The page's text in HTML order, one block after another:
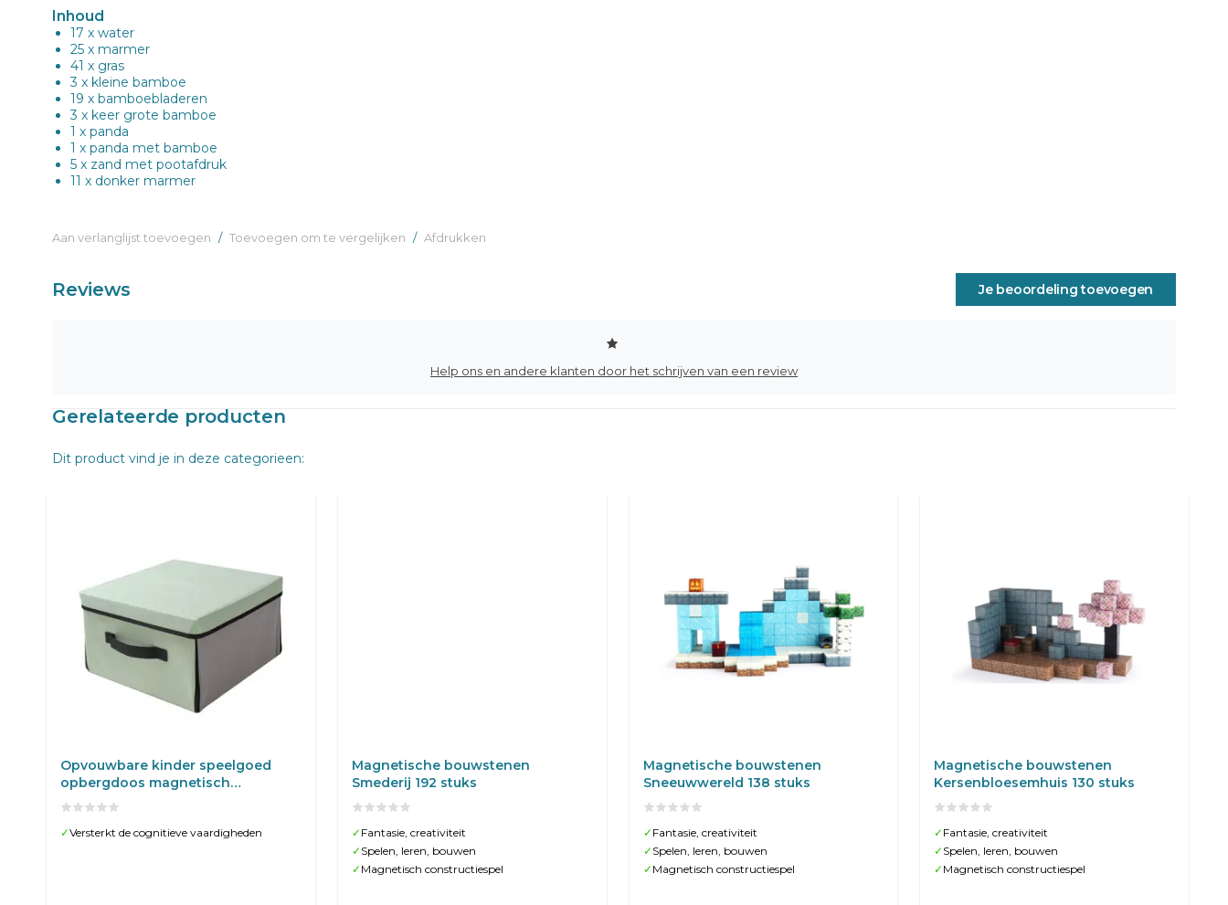
Inhoud
17 x water
25 x marmer
41 x gras
3 x kleine bamboe
19 x bamboebladeren
3 x keer grote bamboe
1 x panda
1 x panda met bamboe
5 x zand met pootafdruk
11 x donker marmer
Aan verlanglijst toevoegen / Toevoegen om te vergelijken / Afdrukken
Reviews Je beoordeling toevoegen
Help ons en andere klanten door het schrijven van een review
Gerelateerde producten
Dit product vind je in deze categorieen:
Opvouwbare kinder speelgoed
opbergdoos magnetisch
speelgoed
✓Versterkt de cognitieve vaardigheden
Magnetische bouwstenen
Smederij 192 stuks
✓ Fantasie, creativiteit
✓ Spelen, leren, bouwen
✓ Magnetisch constructiespel
Magnetische bouwstenen
Sneeuwwereld 138 stuks
✓ Fantasie, creativiteit
✓ Spelen, leren, bouwen
✓ Magnetisch constructiespel
Magnetische bouwstenen
Kersenbloesemhuis 130 stuks
✓ Fantasie, creativiteit
✓ Spelen, leren, bouwen
✓ Magnetisch constructiespel